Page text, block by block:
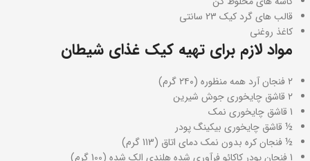
قالب های گرد کیک 23 سانتی
کاغذ روغنی
مواد لازم برای تهیه کیک غذای شیطان
۲ فنجان آرد همه منظوره (۲۴۰ گرم)
۲ قاشق چایخوری جوش شیرین
1 قاشق چایخوری نمک
½ قاشق چایخوری بیکینگ پودر
½ فنجان کره بدون نمک دمای اتاق (113 گرم)
1 فنجان پودر کاکائو فرآوری شده هلندی الک شده (100 گرم)